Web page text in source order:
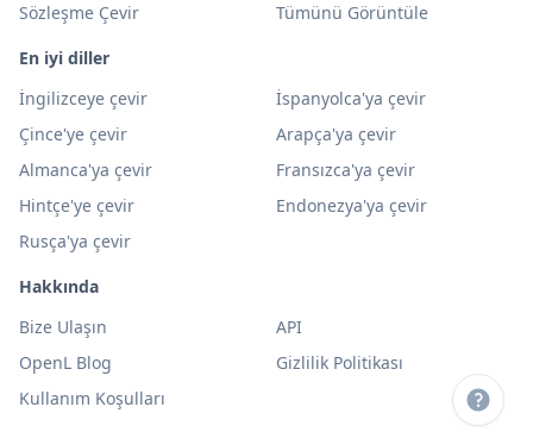
Sözleşme Çevir
Tümünü Görüntüle
En iyi diller
İngilizceye çevir
İspanyolca'ya çevir
Çince'ye çevir
Arapça'ya çevir
Almanca'ya çevir
Fransızca'ya çevir
Hintçe'ye çevir
Endonezya'ya çevir
Rusça'ya çevir
Hakkında
Bize Ulaşın
API
OpenL Blog
Gizlilik Politikası
Kullanım Koşulları